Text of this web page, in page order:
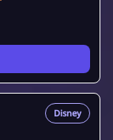
Disney